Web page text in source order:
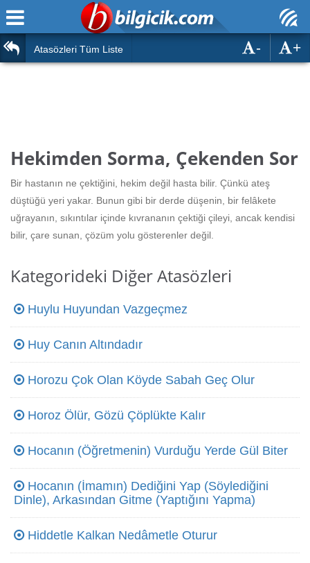
Ana Sayfa
Türk Tarihi & Kültürü
Eğitim
Hesaplamalar
Duvar Yazıları
Hızlı Okuma Testi
Hesaplamalar
Oyun
Atasözleri Tüm Liste +
-
Hekimden Sorma, Çekenden Sor
Bir hastanın ne çektiğini, hekim değil hasta bilir. Çünkü ateş
düştüğü yeri yakar. Bunun gibi bir derde düşenin, bir felâkete
uğrayanın, sıkıntılar içinde kıvrananın çektiği çileyi, ancak kendisi
bilir, çare sunan, çözüm yolu gösterenler değil.
Kategorideki Diğer Atasözleri
Huylu Huyundan Vazgeçmez
Huy Canın Altındadır
Horozu Çok Olan Köyde Sabah Geç Olur
Horoz Ölür, Gözü Çöplükte Kalır
Hocanın (Öğretmenin) Vurduğu Yerde Gül Biter
Hocanın (İmamın) Dediğini Yap (Söylediğini
Dinle), Arkasından Gitme (Yaptığını Yapma)
Hiddetle Kalkan Nedâmetle Oturur